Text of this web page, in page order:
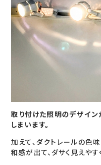
取り付けた照明のデザイン
しまいます。
加えて、ダクトレールの色
和感が出て、ダサく見えやす